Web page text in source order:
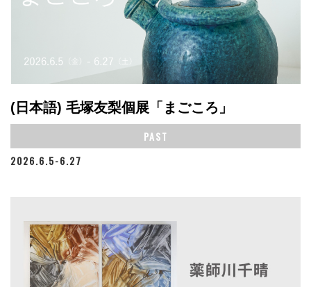
(日本語) 毛塚友梨個展「まごころ」
PAST
2026.6.5-6.27